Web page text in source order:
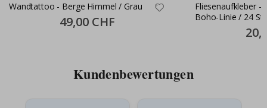
Wandtattoo - Berge Himmel / Grau
Special
Price
49,00 CHF
Fliesenaufkleber -
Boho-Linie / 24 Stk
Price
Kundenbewertungen